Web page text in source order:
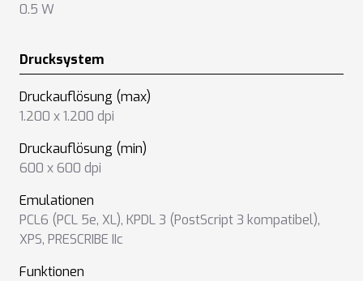
0.5 W
Drucksystem
Druckauflösung (max)
1.200 x 1.200 dpi
Druckauflösung (min)
600 x 600 dpi
Emulationen
PCL6 (PCL 5e, XL), KPDL 3 (PostScript 3 kompatibel),
XPS, PRESCRIBE IIc
Funktionen